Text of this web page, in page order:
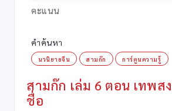
คะแนน
คำค้นหา
นวนิยายจีน สามก๊ก การ์ตูนความรู้
สามก๊ก เล่ม 6 ตอน เทพส
ชื่อ